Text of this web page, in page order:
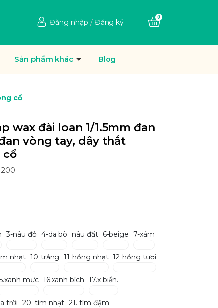
Đăng nhập / Đăng ký
0
Sản phẩm khác Blog
cổ
wax đài loan 1/1.5mm đan
vòng tay, dây thắt
cổ
3-nâu đỏ 4-da bò nâu đất 6-beige 7-xám
nhạt 10-trắng 11-hồng nhạt 12-hồng tươi
mưc 16.xanh bích 17.x biển.
trời 20. tím nhạt 21. tím đậm